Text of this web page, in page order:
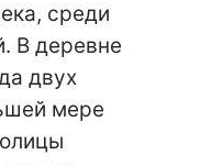
среди
В деревне
двух
мере